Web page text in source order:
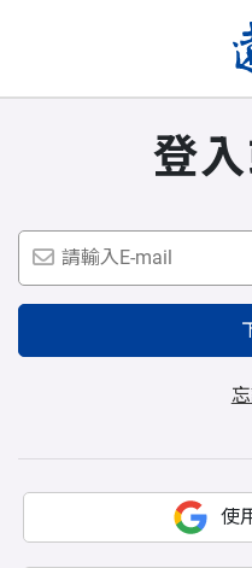
登
使